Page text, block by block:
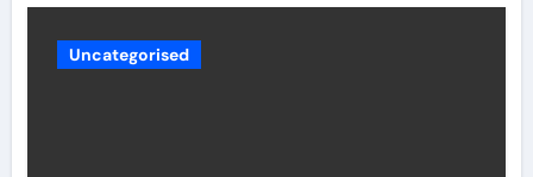
Uncategorised